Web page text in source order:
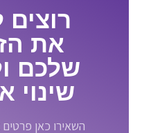
רוצים
את
שלכם
שינוי